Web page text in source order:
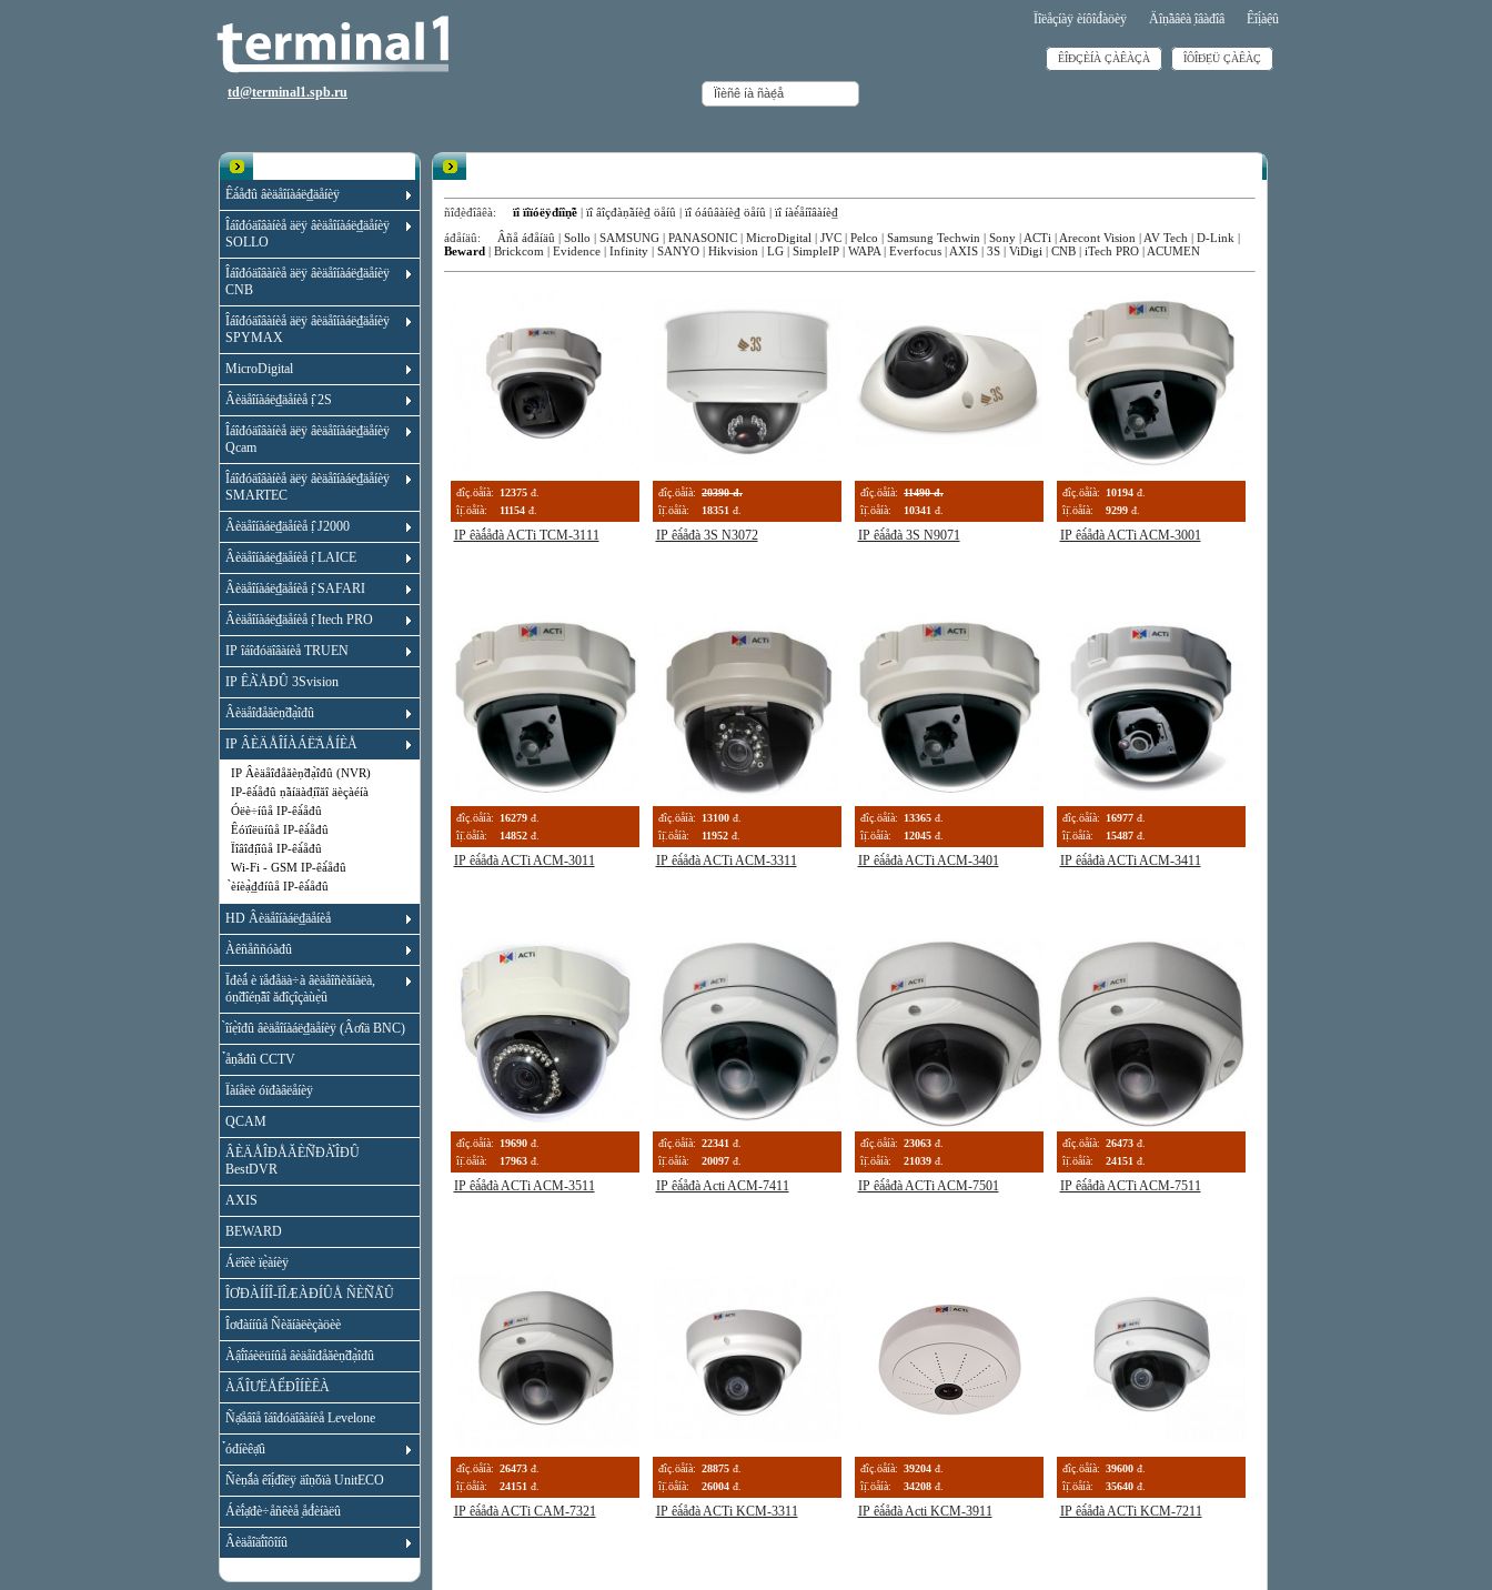
td@terminal1.spb.ru
Ïîëåçíàÿ èíôîđ́àöèÿ Äîṇ̃àâêà ̣îâàđîâ Êîị́àệû
ÊÎĐÇÈÍÀ ÇÀÊÀÇÀ ÎÔÎĐ́Ẹ̀Ü ÇÀÊÀÇ
Êà́åđû âèäåîíàáë₫äåíèÿ
Îáîđóäîâàíèå äëÿ âèäåîíàáë₫äåíèÿ
SOLLO
Îáîđóäîâàíèå äëÿ âèäåîíàáë₫äåíèÿ
CNB
Îáîđóäîâàíèå äëÿ âèäåîíàáë₫äåíèÿ
SPYMAX
MicroDigital
Âèäåîíàáë₫äåíèå ị̂ 2S
Îáîđóäîâàíèå äëÿ âèäåîíàáë₫äåíèÿ
Qcam
Îáîđóäîâàíèå äëÿ âèäåîíàáë₫äåíèÿ
SMARTEC
Âèäåîíàáë₫äåíèå ị̂ J2000
Âèäåîíàáë₫äåíèå ị̂ LAICE
Âèäåîíàáë₫äåíèå ị̂ SAFARI
Âèäåîíàáë₫äåíèå ị̂ Itech PRO
IP îáîđóäîâàíèå TRUEN
IP ÊÀ̀ÅĐÛ 3Svision
Âèäåîđåăèṇ̃đạ̀îđû
IP ÂÈÄÅÎÍÀÁË̃ÄÅÍÈÅ
IP Âèäåîđåăèṇ̃đạ̀îđû (NVR)
IP-êà́åđû ṇ̃àíäàđ̣íîăî äèçàéíà
Óëè÷íûå IP-êà́åđû
Êóïîëüíûå IP-êà́åđû
Ïîâîđị̂íûå IP-êà́åđû
Wi-Fi - GSM IP-êà́åđû
̀èíèạ̀₫đíûå IP-êà́åđû
HD Âèäåîíàáë₫äåíèå
Àêñåññóàđû
Ïđèǻ è ïåđåäà÷à âèäåîñèăíàëà,
óṇ̃đîéṇ̃âî ăđîçîçàùẹ̀û
̀îíẹ̀îđû âèäåîíàáë₫äåíèÿ (Âơîä BNC)
̉åṇ̃åđû CCTV
Ïàíåëè óïđàâëåíèÿ
QCAM
ÂÈÄÅÎĐÅĂÈÑ̉ĐÀ̉ÎĐÛ
BestDVR
AXIS
BEWARD
Áëîêè ïẹ̀àíèÿ
ÎƠĐÀÍÍÎ-ÏÎÆÀĐÍÛÅ ÑÈÑ̉Å̀Û
Îơđàííûå Ñèăíàëèçàöèè
Àậî́îáèëüíûå âèäåîđåăèṇ̃đạ̀îđû
ÀẨÎƯËÅỂĐÎÍÈÊÀ
Ñạ̊åâîå îáîđóäîâàíèå Levelone
̉óđíèêạ̊û
Ñèṇ̃ǻà êîị́đîëÿ äîṇ̃óïà UnitECO
Áèî́ạ̊đè÷åñêèå ̣åđ́èíàëû
Âèäåîäî́îôîíû
ñîđ̣èđîâêà: ïî ïîïóëÿđíîṇ̃è | ïî âîçđàṇ̃àíè₫ öåíû | ïî óáûâàíè₫ öåíû | ïî íàè́åíîâàíè₫
áđåíäû: Âñå áđåíäû | Sollo | SAMSUNG | PANASONIC | MicroDigital | JVC | Pelco | Samsung Techwin | Sony | ACTi | Arecont Vision | AV Tech | D-Link |
Beward | Brickcom | Evidence | Infinity | SANYO | Hikvision | LG | SimpleIP | WAPA | Everfocus | AXIS | 3S | ViDigi | CNB | iTech PRO | ACUMEN
đîç.öåíà: 12375 đ.
îị̈.öåíà:
11154 đ.
IP êàǻåđà ACTi TCM-3111
đîç.öåíà: 20390 đ.
îị̈.öåíà:
18351 đ.
IP êà́åđà 3S N3072
đîç.öåíà: 11490 đ.
îị̈.öåíà:
10341 đ.
IP êà́åđà 3S N9071
đîç.öåíà: 10194 đ.
îị̈.öåíà:
9299 đ.
IP êà́åđà ACTi ACM-3001
đîç.öåíà: 16279 đ.
îị̈.öåíà:
14852 đ.
IP êà́åđà ACTi ACM-3011
đîç.öåíà: 13100 đ.
îị̈.öåíà:
11952 đ.
IP êà́åđà ACTi ACM-3311
đîç.öåíà: 13365 đ.
îị̈.öåíà:
12045 đ.
IP êà́åđà ACTi ACM-3401
đîç.öåíà: 16977 đ.
îị̈.öåíà:
15487 đ.
IP êà́åđà ACTi ACM-3411
đîç.öåíà: 19690 đ.
îị̈.öåíà:
17963 đ.
IP êà́åđà ACTi ACM-3511
đîç.öåíà: 22341 đ.
îị̈.öåíà:
20097 đ.
IP êà́åđà Acti ACM-7411
đîç.öåíà: 23063 đ.
îị̈.öåíà:
21039 đ.
IP êà́åđà ACTi ACM-7501
đîç.öåíà: 26473 đ.
îị̈.öåíà:
24151 đ.
IP êà́åđà ACTi ACM-7511
đîç.öåíà: 26473 đ.
îị̈.öåíà:
24151 đ.
IP êà́åđà ACTi CAM-7321
đîç.öåíà: 28875 đ.
îị̈.öåíà:
26004 đ.
IP êà́åđà ACTi KCM-3311
đîç.öåíà: 39204 đ.
îị̈.öåíà:
34208 đ.
IP êà́åđà Acti KCM-3911
đîç.öåíà: 39600 đ.
îị̈.öåíà:
35640 đ.
IP êà́åđà ACTi KCM-7211